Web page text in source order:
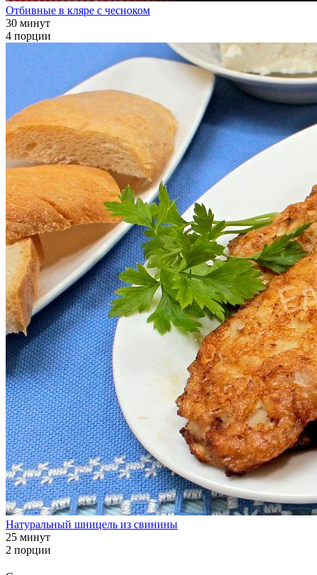
Отбивные в кляре с чесноком
30 минут
4 порции
Натуральный шницель из свинины
25 минут
2 порции